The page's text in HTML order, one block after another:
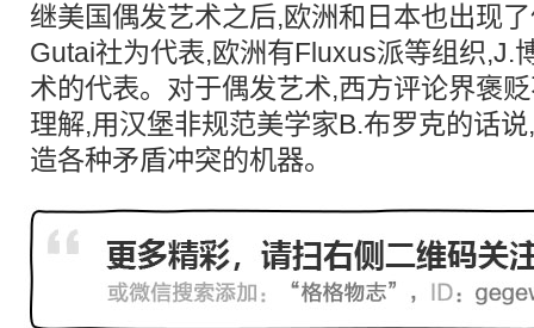
继美国偶发艺术之后,欧洲和日本也出现
Gutai社为代表,欧洲有Fluxus派等组织,J.
术的代表。对于偶发艺术,西方评论界褒
理解,用汉堡非规范美学家B.布罗克的话
造各种矛盾冲突的机器。